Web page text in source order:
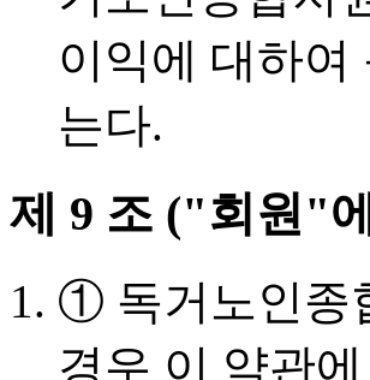
이익에 대하여
는다.
제 9 조 ("회원"
① 독거노인종
경우 이 약관